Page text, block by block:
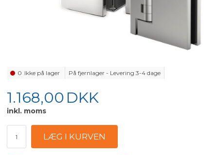
0 Ikke på lager På fjernlager - Levering 3-4 dage
1.168,00 DKK
inkl. moms